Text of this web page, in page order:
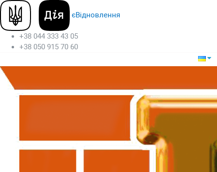
єВідновлення
+38 044 333 43 05
+38 050 915 70 60